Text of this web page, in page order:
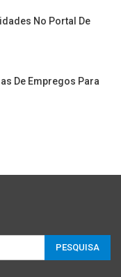
No Portal De
De Empregos Para